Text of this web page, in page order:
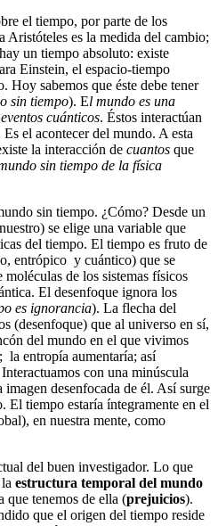
el tiempo, por parte de los
Aristóteles es la medida del cambio;
un tiempo absoluto: existe
Einstein, el espacio-tiempo
Hoy sabemos que éste debe tener
sin tiempo). El mundo es una
cuánticos. Éstos interactúan
el acontecer del mundo. A esta
la interacción de cuantos que
sin tiempo de la física
sin tiempo. ¿Cómo? Desde un
se elige una variable que
del tiempo. El tiempo es fruto de
entrópico y cuántico) que se
de los sistemas físicos
El desenfoque ignora los
es ignorancia). La flecha del
(desenfoque) que al universo en sí,
del mundo en el que vivimos
entropía aumentaría; así
con una minúscula
desenfocada de él. Así surge
El tiempo estaría íntegramente en el
en nuestra mente, como
del buen investigador. Lo que
estructura temporal del mundo
que tenemos de ella (prejuicios).
que el origen del tiempo reside